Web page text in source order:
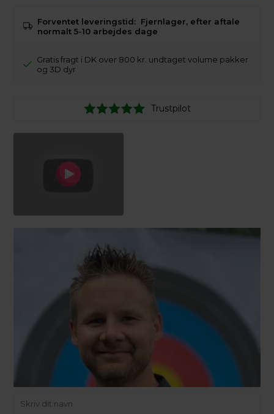
Forventet leveringstid: Fjernlager, efter aftale
normalt 5-10 arbejdes dage
Gratis fragt i DK over 800 kr. undtaget volume pakker
og 3D dyr
Trustpilot